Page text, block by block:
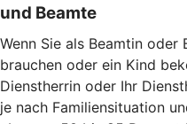
und Beamte
Wenn Sie als Beamtin
brauchen oder ein Kind
Dienstherrin oder Ihr
je nach Familiensituation